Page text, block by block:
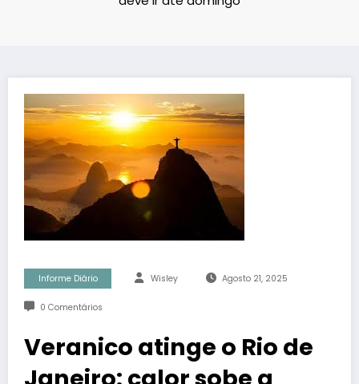
Informe Diário Wisley Agosto 21, 2025
0 Comentários
Veranico atinge o Rio de